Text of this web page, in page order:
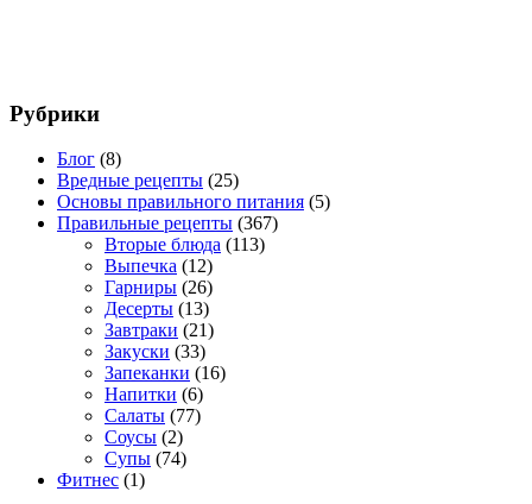
Рубрики
Блог (8)
Вредные рецепты (25)
Основы правильного питания (5)
Правильные рецепты (367)
Вторые блюда (113)
Выпечка (12)
Гарниры (26)
Десерты (13)
Завтраки (21)
Закуски (33)
Запеканки (16)
Напитки (6)
Салаты (77)
Соусы (2)
Супы (74)
Фитнес (1)